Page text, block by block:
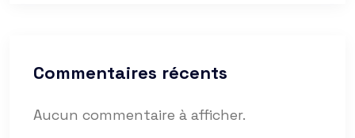
Commentaires récents
Aucun commentaire à afficher.